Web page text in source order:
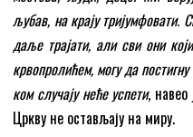
љубав, на крају тријумфовати.
даље трајати, али сви они
крвопролићем, могу да
ком случају неће успети, навео
Цркву не остављају на миру.